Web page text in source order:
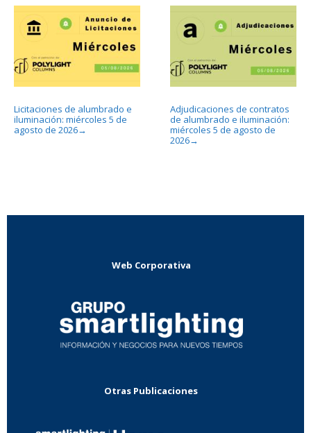
Licitaciones de alumbrado e
iluminación: miércoles 5 de
agosto de 2026→
Adjudicaciones de contratos
de alumbrado e iluminación:
miércoles 5 de agosto de
2026→
Web Corporativa
Otras Publicaciones